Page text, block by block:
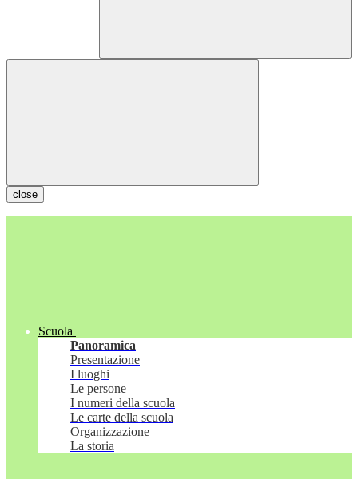
close
Scuola
Panoramica
Presentazione
I luoghi
Le persone
I numeri della scuola
Le carte della scuola
Organizzazione
La storia